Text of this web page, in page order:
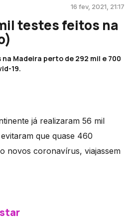
16 fev, 2021, 21:17
testes feitos na
Madeira perto de 292 mil e 700
19.
já realizaram 56 mil
que quase 460
novos coronavírus, viajassem